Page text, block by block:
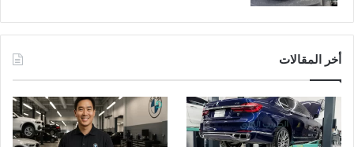
أخر المقالات